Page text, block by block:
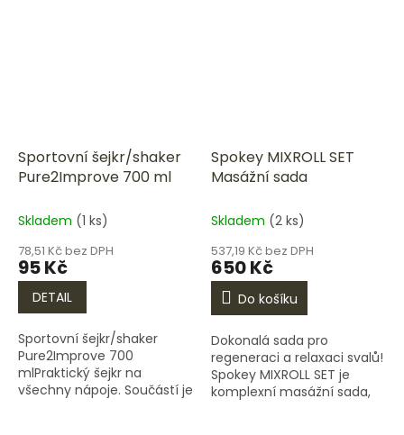
Sportovní šejkr/shaker
Pure2Improve 700 ml
Skladem (1 ks)
78,51 Kč bez DPH
95 Kč
DETAIL
Sportovní šejkr/shaker
Pure2Improve 700
mlPraktický šejkr na
všechny nápoje. Součástí je
Spokey MIXROLL SET
Masážní sada
Skladem (2 ks)
537,19 Kč bez DPH
650 Kč
Do košíku
Dokonalá sada pro
regeneraci a relaxaci svalů!
Spokey MIXROLL SET je
komplexní masážní sada,